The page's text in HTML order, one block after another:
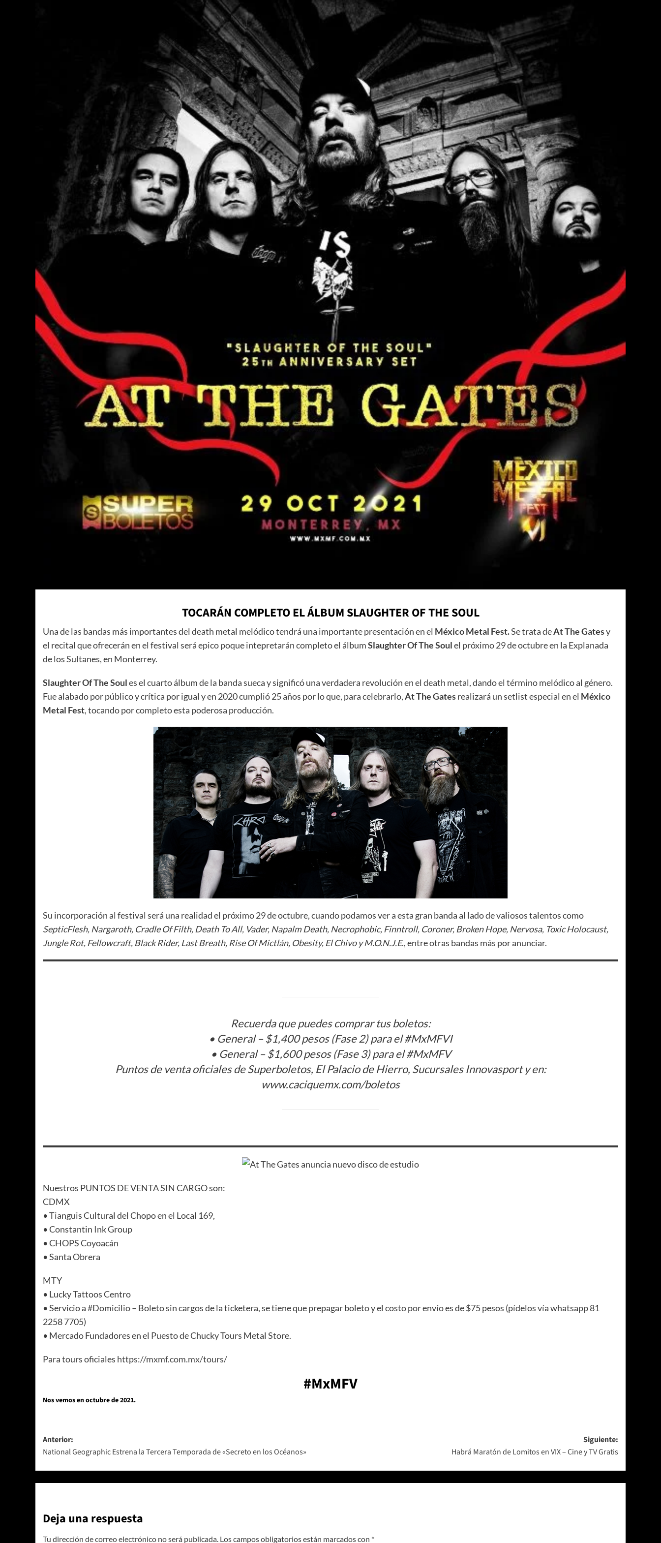
TOCARÁN COMPLETO EL ÁLBUM SLAUGHTER OF THE SOUL
Una de las bandas más importantes del death metal melódico tendrá una importante presentación en el México Metal Fest.Se trata deAt The Gatesy
el recital que ofrecerán en el festival será epico poque intepretarán completo el álbumSlaughter Of The Soulel próximo 29 de octubre en la Explanada
de los Sultanes, en Monterrey.
Slaughter Of The Soules el cuarto álbum de la banda sueca y significó una verdadera revolución en el death metal, dando el término melódico al género.
Fue alabado por público y crítica por igual y en 2020 cumplió 25 años por lo que, para celebrarlo,At The Gatesrealizará un setlist especial en el México
Metal Fest, tocando por completo esta poderosa producción.
Su incorporación al festival será una realidad el próximo 29 de octubre, cuando podamos ver a esta gran banda al lado de valiosos talentos como
SepticFlesh, Nargaroth, Cradle Of Filth, Death To All, Vader, Napalm Death, Necrophobic, Finntroll, Coroner, Broken Hope, Nervosa, Toxic Holocaust,
Jungle Rot, Fellowcraft, Black Rider, Last Breath, Rise Of Mictlán, Obesity, El Chivo y M.O.N.J.E., entre otras bandas más por anunciar.
Recuerda que puedes comprar tus boletos:
• General – $1,400 pesos (Fase 2) para el #MxMFVI
• General – $1,600 pesos (Fase 3) para el #MxMFV
Puntos de venta oficiales de Superboletos, El Palacio de Hierro, Sucursales Innovasport y en:
www.caciquemx.com/boletos
Nuestros PUNTOS DE VENTA SIN CARGO son:
CDMX
• Tianguis Cultural del Chopo en el Local 169,
• Constantin Ink Group
• CHOPS Coyoacán
• Santa Obrera
MTY
• Lucky Tattoos Centro
• Servicio a #Domicilio – Boleto sin cargos de la ticketera, se tiene que prepagar boleto y el costo por envío es de $75 pesos (pídelos vía whatsapp 81
2258 7705)
• Mercado Fundadores en el Puesto de Chucky Tours Metal Store.
Para tours oficiales https://mxmf.com.mx/tours/
#MxMFV
Nos vemos en octubre de 2021.
Navegación
de
entradas
Anterior:
National Geographic Estrena la Tercera Temporada de «Secreto en los Océanos»
Siguiente:
Habrá Maratón de Lomitos en VIX – Cine y TV Gratis
Deja una respuesta
Tu dirección de correo electrónico no será publicada. Los campos obligatorios están marcados con *